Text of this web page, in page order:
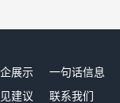
展示 一句话信息
建议 联系我们